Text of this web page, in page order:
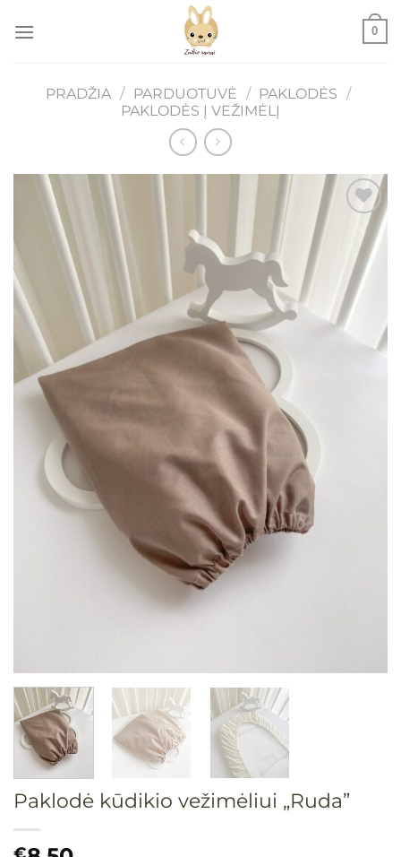
0
PRADŽIA / PARDUOTUVĖ / PAKLODĖS /
PAKLODĖS Į VEŽIMĖLĮ
Mėgstamiausias
Paklodė kūdikio vežimėliui „Ruda”